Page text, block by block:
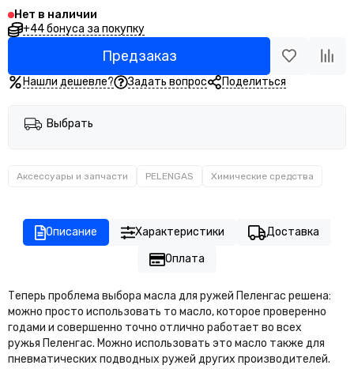
Шейкеры
Свистки
Нет в наличии
+44 бонуса за покупку
Предзаказ
Нашли дешевле? Задать вопрос Поделиться
Выбрать
Аксессуары и запчасти PELENGAS Химические средства
Описание Характеристики
Доставка
Оплата
Теперь проблема выбора масла для ружей Пеленгас решена:
можно просто использовать то масло, которое проверенно
годами и совершенно точно отлично работает во всех
ружья Пеленгас. Можно использовать это масло также для
пневматических подводных ружей других производителей.